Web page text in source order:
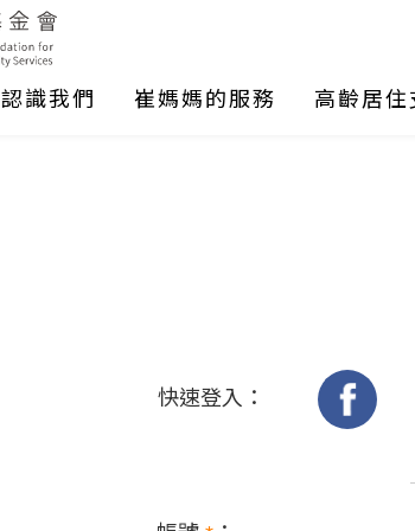
認識我們 崔媽媽的服務 高齡居住
快速登入：